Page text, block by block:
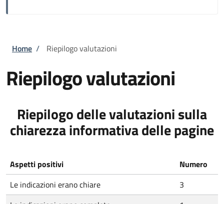
Briciole di pane
Home / Riepilogo valutazioni
Riepilogo valutazioni
Riepilogo delle valutazioni sulla
chiarezza informativa delle pagine
Aspetti positivi
Numero
Le indicazioni erano chiare
3